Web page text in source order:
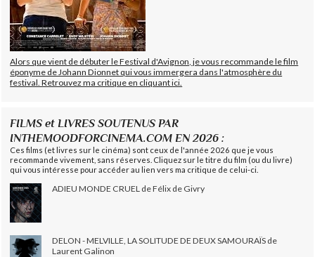
Alors que vient de débuter le Festival d'Avignon, je vous recommande le film
éponyme de Johann Dionnet qui vous immergera dans l'atmosphère du
festival. Retrouvez ma critique en cliquant ici.
FILMS et LIVRES SOUTENUS PAR
INTHEMOODFORCINEMA.COM EN 2026 :
Ces films (et livres sur le cinéma) sont ceux de l'année 2026 que je vous
recommande vivement, sans réserves. Cliquez sur le titre du film (ou du livre)
qui vous intéresse pour accéder au lien vers ma critique de celui-ci.
ADIEU MONDE CRUEL de Félix de Givry
DELON - MELVILLE, LA SOLITUDE DE DEUX SAMOURAÏS de
Laurent Galinon